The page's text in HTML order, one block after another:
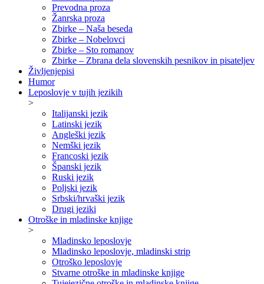
Prevodna proza
Žanrska proza
Zbirke – Naša beseda
Zbirke – Nobelovci
Zbirke – Sto romanov
Zbirke – Zbrana dela slovenskih pesnikov in pisateljev
Življenjepisi
Humor
Leposlovje v tujih jezikih
>
Italijanski jezik
Latinski jezik
Angleški jezik
Nemški jezik
Francoski jezik
Španski jezik
Ruski jezik
Poljski jezik
Srbski/hrvaški jezik
Drugi jeziki
Otroške in mladinske knjige
>
Mladinsko leposlovje
Mladinsko leposlovje, mladinski strip
Otroško leposlovje
Stvarne otroške in mladinske knjige